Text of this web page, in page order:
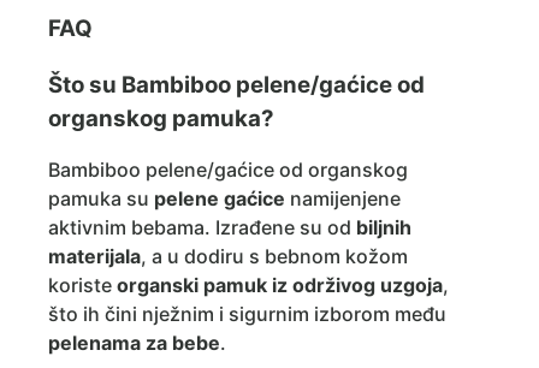
FAQ
Što su Bambiboo pelene/gaćice od
organskog pamuka?
Bambiboo pelene/gaćice od organskog
pamuka su pelene gaćice namijenjene
aktivnim bebama. Izrađene su od biljnih
materijala, a u dodiru s bebnom kožom
koriste organski pamuk iz održivog uzgoja,
što ih čini nježnim i sigurnim izborom među
pelenama za bebe.